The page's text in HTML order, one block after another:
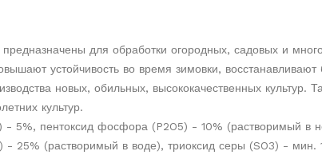
для обработки огородных, садовых и
устойчивость во время зимовки,
новых, обильных, высококачественных культур.
культур.
5%, пентоксид фосфора (P2O5) - 10% (растворимый в
- 25% (растворимый в воде), триоксид серы (SO3) - мин.